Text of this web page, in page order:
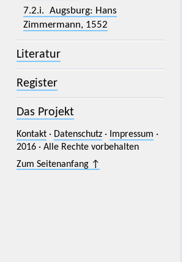
7.2.i. Augsburg: Hans
Zimmermann, 1552
Literatur
Register
Das Projekt
Kontakt· Datenschutz· Impressum ·
2016 · Alle Rechte vorbehalten
Zum Seitenanfang ↑